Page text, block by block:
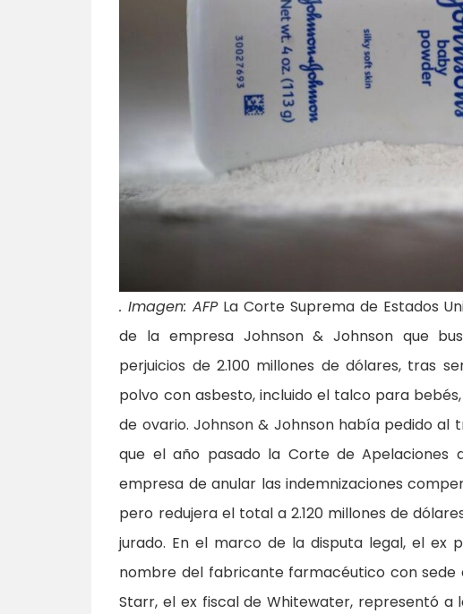
. Imagen: AFPLa Corte Suprema de Estados
de la empresa Johnson & Johnson que
perjuicios de 2.100 millones de dólares, tras
polvo con asbesto, incluido el talco para
de ovario. Johnson & Johnson había pedido al
que el año pasado la Corte de
empresa de anular las indemnizaciones
pero redujera el total a 2.120 millones de
jurado. En el marco de la disputa legal, el ex
nombre del fabricante farmacéutico con sede
Starr, el ex fiscal de Whitewater, representó